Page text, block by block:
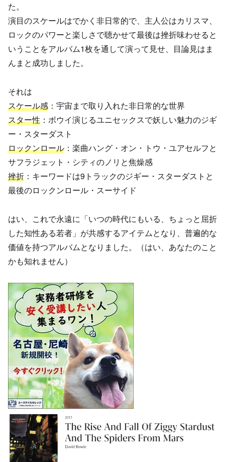
た。
演目のスケールはでかく非日常的で、主人公はカリスマ、
ロックのパワーと楽しさで聴かせて最後は挫折味わせると
いうことをアルバム1枚を通して演って見せ、目論見はま
んまと成功しました。
それは
スケール感 ：宇宙まで取り入れた非日常的な世界
スター性 ：ボウイ演じるユニセックスで妖しい魅力のジギ
ー・スターダスト
ロックンロール ：楽曲ハング・オン・トウ・ユアセルフと
サフラジェット・シティのノリと焦燥感
挫折 ：キーワードは9トラックのジギー・スターダストと
最後のロックンロール・スーサイド
はい、これで永遠に「いつの時代にもいる、ちょっと屈折
した知性ある若者」が共感するアイテムとなり、普遍的な
価値を持つアルバムとなりました。（はい、あなたのこと
かも知れません）